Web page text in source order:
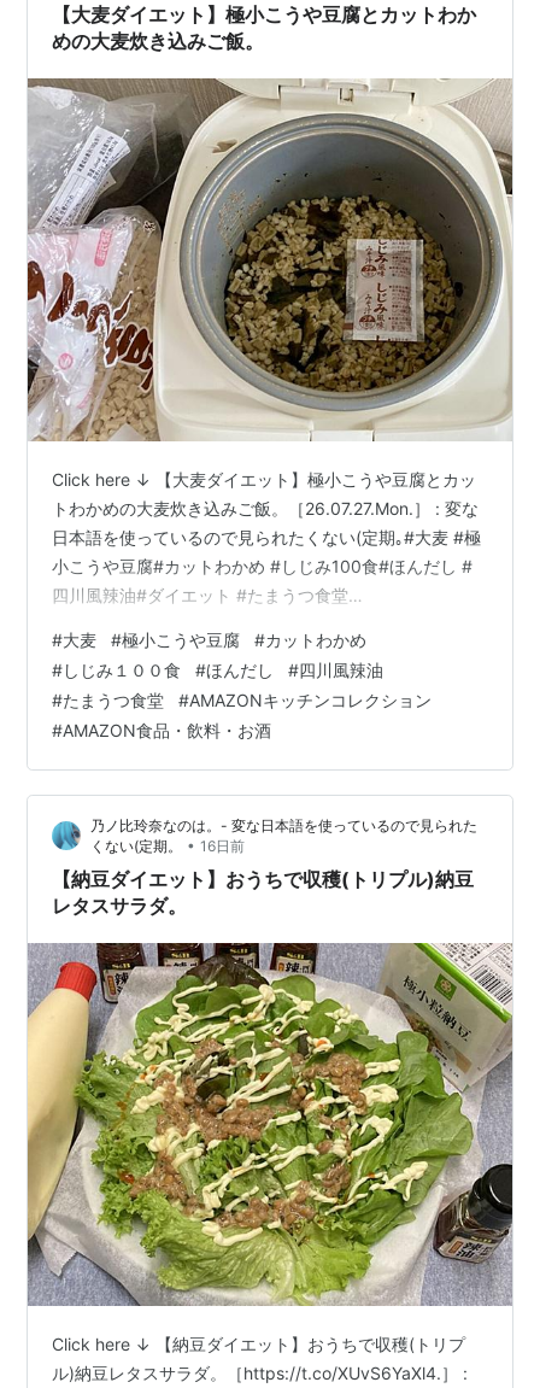
【大麦ダイエット】極小こうや豆腐とカットわか
めの大麦炊き込みご飯。
Click here ↓ 【大麦ダイエット】極小こうや豆腐とカッ
トわかめの大麦炊き込みご飯。［26.07.27.Mon.］ : 変な
日本語を使っているので見られたくない(定期｡#大麦 #極
小こうや豆腐#カットわかめ #しじみ100食#ほんだし #
四川風辣油#ダイエット #たまうつ食堂
— ひつじぃ💙💛💉💉💉💉💉(@Nonoi_Rena) 。
(@imotchimappu) July 27, 2026 @imotchimappu もも
たろう印【訳あり】大麦 (丸麦) 国内産 5kg (5kg×1袋…
#大麦 #極小こうや豆腐 #カットわかめ
#しじみ１００食 #ほんだし #四川風辣油
#たまうつ食堂 #AMAZONキッチンコレクション
#AMAZON食品・飲料・お酒
乃ノ比玲奈なのは。- 変な日本語を使っているので見られた
くない(定期。
• 16日前
【納豆ダイエット】おうちで収穫(トリプル)納豆
レタスサラダ。
Click here ↓ 【納豆ダイエット】おうちで収穫(トリプ
ル)納豆レタスサラダ。［https://t.co/XUvS6YaXl4.］ :